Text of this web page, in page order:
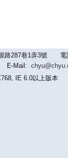
路287巷1弄3號
E-Mail:
IE 6.0以上版本